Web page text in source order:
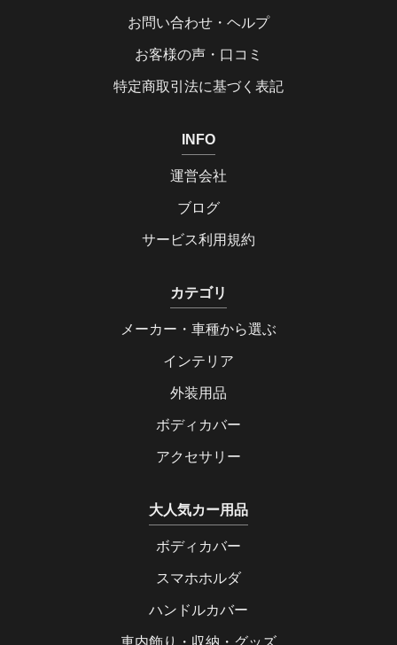
お問い合わせ・ヘルプ
お客様の声・口コミ
特定商取引法に基づく表記
INFO
運営会社
ブログ
サービス利用規約
カテゴリ
メーカー・車種から選ぶ
インテリア
外装用品
ボディカバー
アクセサリー
大人気カー用品
ボディカバー
スマホホルダ
ハンドルカバー